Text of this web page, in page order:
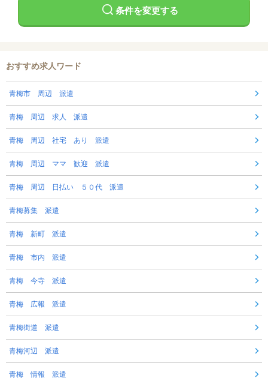
条件を変更する
おすすめ求人ワード
青梅市 周辺 派遣
青梅 周辺 求人 派遣
青梅 周辺 社宅 あり 派遣
青梅 周辺 ママ 歓迎 派遣
青梅 周辺 日払い ５０代 派遣
青梅募集 派遣
青梅 新町 派遣
青梅 市内 派遣
青梅 今寺 派遣
青梅 広報 派遣
青梅街道 派遣
青梅河辺 派遣
青梅 情報 派遣